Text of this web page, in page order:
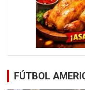
FÚTBOL